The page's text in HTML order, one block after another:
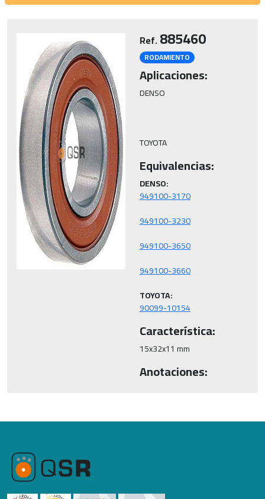
Ref.885460
RODAMIENTO
Aplicaciones:
DENSO
TOYOTA
Equivalencias:
DENSO:
TOYOTA:
90099-10154
Característica:
15x32x11 mm
Anotaciones: